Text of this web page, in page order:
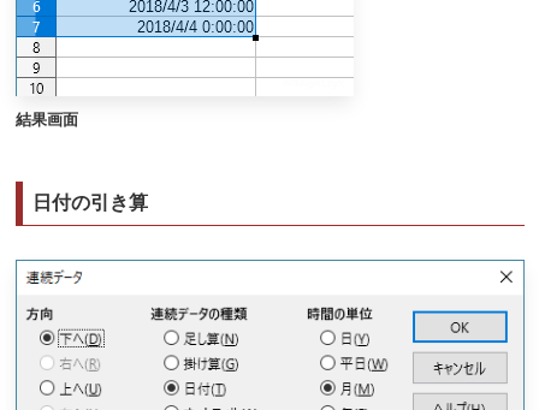
結果画面
日付の引き算